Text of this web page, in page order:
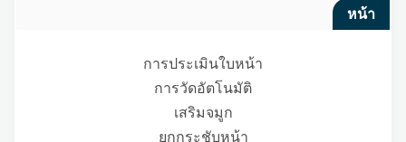
หน้า
การประเมินใบหน้า
การวัดอัตโนมัติ
เสริมจมูก
ยกกระชับหน้า